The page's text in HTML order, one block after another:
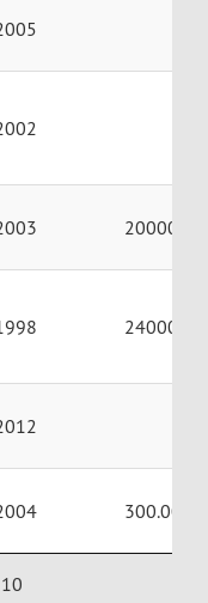
200000
240000
300.000